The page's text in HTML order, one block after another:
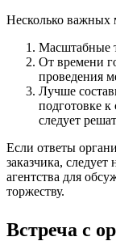
Несколько важных
Масштабные
От времени
проведения
Лучше
подготовке
следует
Если ответы
заказчика, следует
агентства для
торжеству.
Встреча с